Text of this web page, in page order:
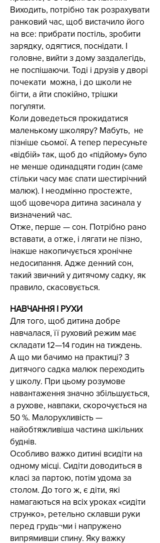
Виходить, потрібно так розрахувати
ранковий час, щоб вистачило його
на все: прибрати постіль, зробити
зарядку, одягтися, поснідати. І
головне, вийти з дому заздалегідь,
не поспішаючи. Тоді і друзів у дворі
почекати можна, і до школи не
бігти, а йти спокійно, трішки
погуляти.
Коли доведеться прокидатися
маленькому школяру? Мабуть, не
пізніше сьомої. А тепер пересуньте
«відбій» так, щоб до «підйому» було
не менше одинадцяти годин (саме
стільки часу має спати шестирічний
малюк). І неодмінно простежте,
щоб щовечора дитина засинала у
визначений час.
Отже, перше — сон. Потрібно рано
вставати, а отже, і лягати не пізно,
інакше накопичується хронічне
недосипання. Адже денний сон,
такий звичний у дитячому садку, як
правило, скасовується.
НАВЧАННЯ І РУХИ
Для того, щоб дитина добре
навчалася, її руховий режим має
складати 12—14 годин на тиждень.
А що ми бачимо на практиці? З
дитячого садка малюк переходить
у школу. При цьому розумове
навантаження значно збільшується,
а рухове, навпаки, скорочується на
50 %. Малорухливість —
найобтяжливіша частина шкільних
буднів.
Особливо важко дитині всидіти на
одному місці. Сидіти доводиться в
класі за партою, потім удома за
столом. До того ж, є діти, які
намагаються на всіх уроках «сидіти
струнко», ретельно склавши руки
перед грудь¬ми і напружено
випрямивши спину. Яку важку